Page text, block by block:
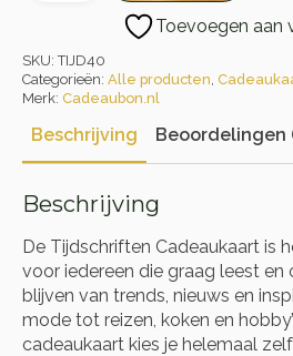
🎁 40.
🎁 1.
Toevoegen aan
SKU:TIJD40
Categorieën: Alle producten
Merk: Cadeaubon.nl
Beschrijving Beoordelingen
Beschrijving
De Tijdschriften Cadeaukaart is
voor iedereen die graag leest
blijven van trends, nieuws en
mode tot reizen, koken en
cadeaukaart kies je helemaal